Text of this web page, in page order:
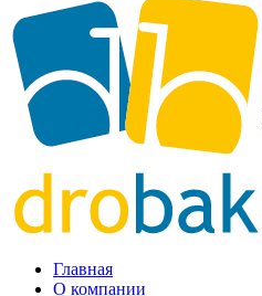
Главная
О компании